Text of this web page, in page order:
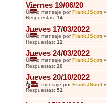
Viernes 19/06/20
Último mensaje porFrankJScott«
Respuestas: 14
Jueves 17/03/2022
Último mensaje porFrankJScott«
Respuestas: 12
Jueves 24/03/2022
Último mensaje porFrankJScott«
Respuestas: 20
Jueves 20/10/2022
Último mensaje porFrankJScott«
Respuestas: 51